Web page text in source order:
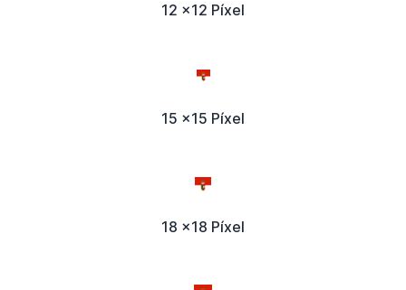
12 x12 Píxel
15 x15 Píxel
18 x18 Píxel